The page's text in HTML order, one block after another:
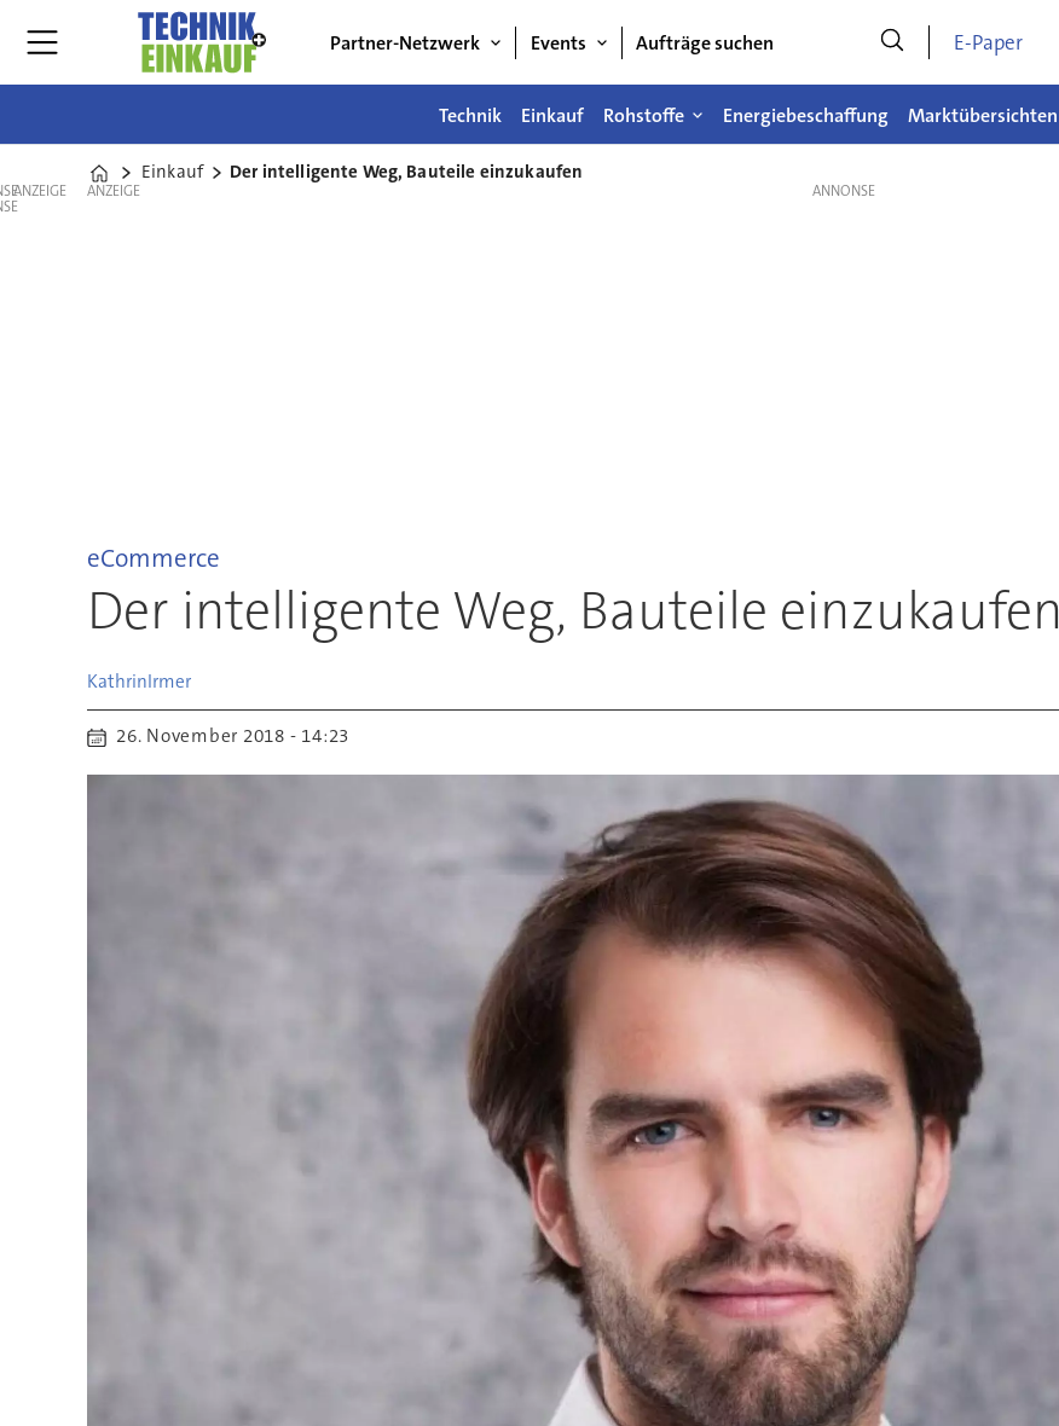
Partner-Netzwerk Events Aufträge suchen E-Paper
Technik Einkauf Rohstoffe Energiebeschaffung Marktübersichten
Home
Einkauf Der intelligente Weg, Bauteile einzukaufen
ANZEIGE ANZEIGE
eCommerce
Der intelligente Weg, Bauteile einzukaufen
KathrinIrmer
26. November 2018 - 14:23